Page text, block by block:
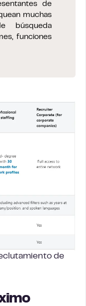
de
muchas
búsqueda
funciones
de